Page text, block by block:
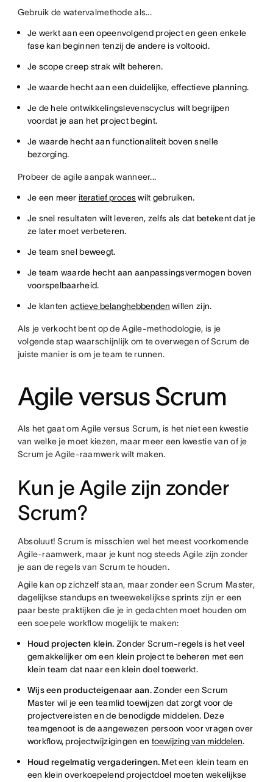
Gebruik de watervalmethode als...
Je werkt aan een opeenvolgend project en geen enkele
fase kan beginnen tenzij de andere is voltooid.
Je scope creep strak wilt beheren.
Je waarde hecht aan een duidelijke, effectieve planning.
Je de hele ontwikkelingslevenscyclus wilt begrijpen
voordat je aan het project begint.
Je waarde hecht aan functionaliteit boven snelle
bezorging.
Probeer de agile aanpak wanneer...
Je een meeriteratief proceswilt gebruiken.
Je snel resultaten wilt leveren, zelfs als dat betekent dat je
ze later moet verbeteren.
Je team snel beweegt.
Je team waarde hecht aan aanpassingsvermogen boven
voorspelbaarheid.
Je klanten actieve belanghebbenden willen zijn.
Als je verkocht bent op de Agile-methodologie, is je
volgende stap waarschijnlijk om te overwegen of Scrum de
juiste manier is om je team te runnen.
Agile versus Scrum
Als het gaat om Agile versus Scrum, is het niet een kwestie
van welke je moet kiezen, maar meer een kwestie van of je
Scrum je Agile-raamwerk wilt maken.
Kun je Agile zijn zonder
Scrum?
Absoluut! Scrum is misschien wel het meest voorkomende
Agile-raamwerk, maar je kunt nog steeds Agile zijn zonder
je aan de regels van Scrum te houden.
Agile kan op zichzelf staan, maar zonder een Scrum Master,
dagelijkse standups en tweewekelijkse sprints zijn er een
paar beste praktijken die je in gedachten moet houden om
een soepele workflow mogelijk te maken:
Houd projecten klein. Zonder Scrum-regels is het veel
gemakkelijker om een klein project te beheren met een
klein team dat naar een klein doel toewerkt.
Wijs een producteigenaar aan.Zonder een Scrum
Master wil je een teamlid toewijzen dat zorgt voor de
projectvereisten en de benodigde middelen. Deze
teamgenoot is de aangewezen persoon voor vragen over
workflow, projectwijzigingen en toewijzing van middelen.
Houd regelmatig vergaderingen. Met een klein team en
een klein overkoepelend projectdoel moeten wekelijkse